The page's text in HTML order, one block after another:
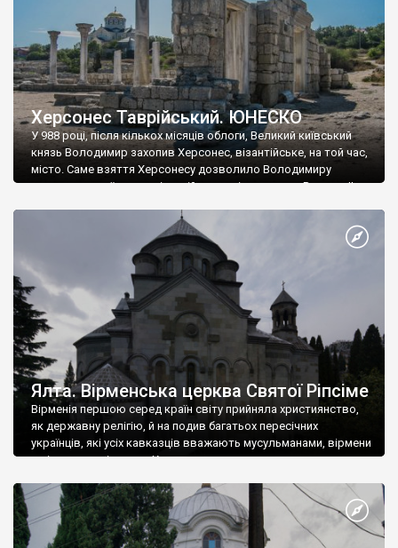
Херсонес Таврійський. ЮНЕСКО
У 988 році, після кількох місяців облоги, Великий київський
князь Володимир захопив Херсонес, візантійське, на той час,
місто. Саме взяття Херсонесу дозволило Володимиру
диктувати свої умови візантійському імператору Василю ІІ, та
Херсонесі Володимир-язичник, став Василем-християнином.
А потім було Хрещення Русі. На честь Херсонесу Таврійського
Ялта. Вірменська церква Святої Ріпсіме
Вірменія першою серед країн світу прийняла християнство,
як державну релігію, й на подив багатьох пересічних
українців, які усіх кавказців вважають мусульманами, вірмени
є відданими вірянами Христа